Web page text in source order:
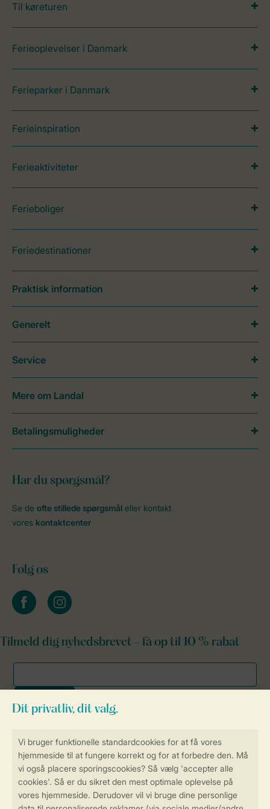
Sikker og hurtig online booking
Sikker datahåndtering
Til køreturen
Ferieoplevelser i Danmark
Ferieparker i Danmark
Ferieinspiration
Ferieaktiviteter
Ferieboliger
Feriedestinationer
Har du spørgsmål?
Se de ofte stillede spørgsmål eller kontakt
vores kontaktcenter
Følg os
facebookinstagram
Tilmeld dig nyhedsbrevet - få op til 10 % rabat
Praktisk information
Generelt
Service
Mere om Landal
Betalingsmuligheder